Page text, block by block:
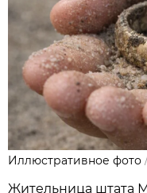
Иллюстративное фото
Жительница штата